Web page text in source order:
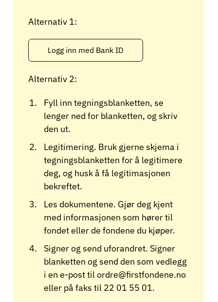
Alternativ 1:
Logg inn med Bank ID
Alternativ 2:
Fyll inn tegningsblanketten, se
lenger ned for blanketten, og skriv
den ut.
Legitimering. Bruk gjerne skjema i
tegningsblanketten for å legitimere
deg, og husk å få legitimasjonen
bekreftet.
Les dokumentene. Gjør deg kjent
med informasjonen som hører til
fondet eller de fondene du kjøper.
Signer og send uforandret. Signer
blanketten og send den som vedlegg
i en e-post til ordre@firstfondene.no
eller på faks til 22 01 55 01.